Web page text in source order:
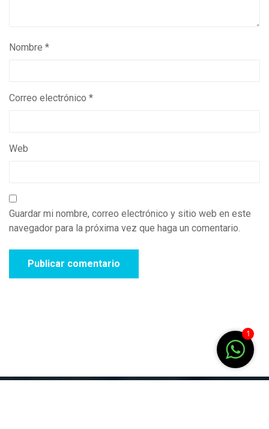
Nombre *
Correo electrónico *
Web
Guardar mi nombre, correo electrónico y sitio web en este
navegador para la próxima vez que haga un comentario.
1